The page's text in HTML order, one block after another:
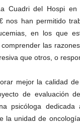
Cuadri del Hospi en
nos han permitido
en los que
las
que otros, o
mejor la calidad
de evaluación
psicóloga
la unidad de